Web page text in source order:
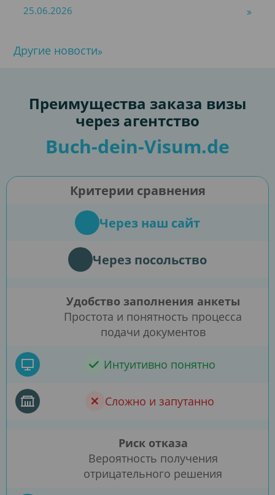
25.06.2026
Другие новости
Преимущества заказа визы
через агентство
Buch-dein-Visum.de
Критерии сравнения
Через наш сайт
Через посольство
Удобство заполнения анкеты
Простота и понятность процесса
подачи документов
Интуитивно понятно
Сложно и запутанно
Риск отказа
Вероятность получения
отрицательного решения